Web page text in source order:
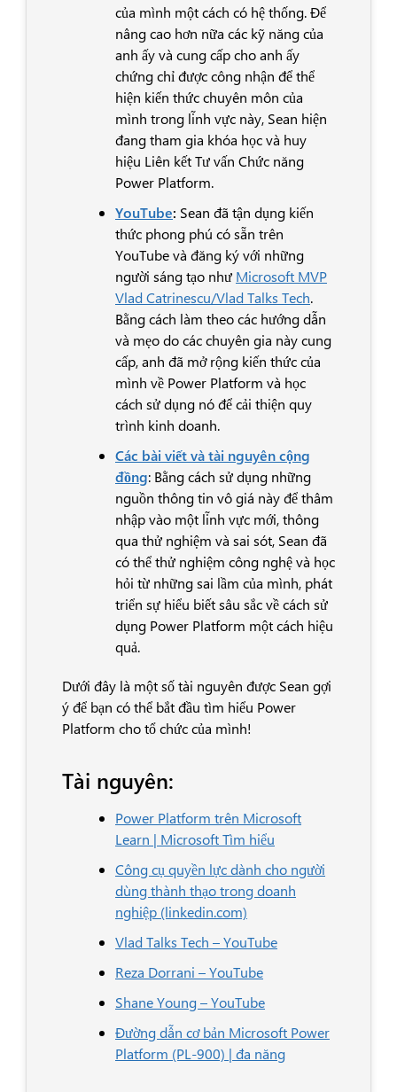
của mình một cách có hệ thống. Để
nâng cao hơn nữa các kỹ năng của
anh ấy và cung cấp cho anh ấy
chứng chỉ được công nhận để thể
hiện kiến thức chuyên môn của
mình trong lĩnh vực này, Sean hiện
đang tham gia khóa học và huy
hiệu Liên kết Tư vấn Chức năng
Power Platform.
YouTube: Sean đã tận dụng kiến
thức phong phú có sẵn trên
YouTube và đăng ký với những
người sáng tạo như Microsoft MVP
Vlad Catrinescu/Vlad Talks Tech.
Bằng cách làm theo các hướng dẫn
và mẹo do các chuyên gia này cung
cấp, anh đã mở rộng kiến thức của
mình về Power Platform và học
cách sử dụng nó để cải thiện quy
trình kinh doanh.
Các bài viết và tài nguyên cộng
đồng: Bằng cách sử dụng những
nguồn thông tin vô giá này để thâm
nhập vào một lĩnh vực mới, thông
qua thử nghiệm và sai sót, Sean đã
có thể thử nghiệm công nghệ và học
hỏi từ những sai lầm của mình, phát
triển sự hiểu biết sâu sắc về cách sử
dụng Power Platform một cách hiệu
quả.
Dưới đây là một số tài nguyên được Sean gợi
ý để bạn có thể bắt đầu tìm hiểu Power
Platform cho tổ chức của mình!
Tài nguyên:
Power Platform trên Microsoft
Learn | Microsoft Tìm hiểu
Công cụ quyền lực dành cho người
dùng thành thạo trong doanh
nghiệp (linkedin.com)
Vlad Talks Tech – YouTube
Reza Dorrani – YouTube
Shane Young – YouTube
Đường dẫn cơ bản Microsoft Power
Platform (PL-900) | đa năng